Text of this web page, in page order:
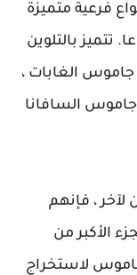
فرعية متميزة
تتميز بالتلوين
الغابات ،
السافانا
، فإنهم
الأكبر من
لاستخراج